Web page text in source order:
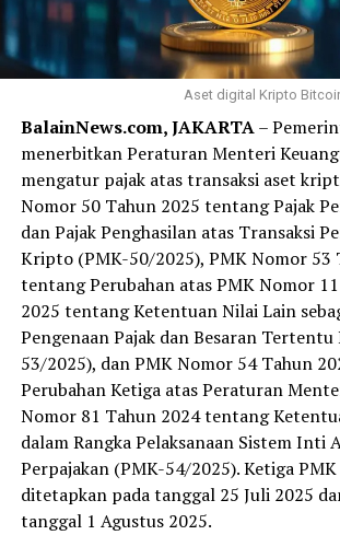
Aset digital Kripto
BalainNews.com, JAKARTA–
menerbitkan Peraturan Menteri
mengatur pajak atas transaksi aset
Nomor 50 Tahun 2025 tentang Pajak
dan Pajak Penghasilan atas Transaksi
Kripto (PMK-50/2025), PMK Nomor 53
tentang Perubahan atas PMK Nomor
2025 tentang Ketentuan Nilai Lain
Pengenaan Pajak dan Besaran Tertentu
53/2025), dan PMK Nomor 54 Tahun
Perubahan Ketiga atas Peraturan
Nomor 81 Tahun 2024 tentang
dalam Rangka Pelaksanaan Sistem Inti
Perpajakan (PMK-54/2025). Ketiga
ditetapkan pada tanggal 25 Juli 2025
tanggal 1 Agustus 2025.